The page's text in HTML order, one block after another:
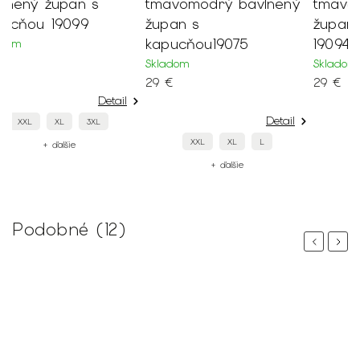
tmavomodrý bavlnený
župan s
kapucňou19075
XXL
tmavomodrý bavlnený
župan s kapucňou
19094
Skladom
Detail
XXL XL
Podobné (12)
PreviousNext